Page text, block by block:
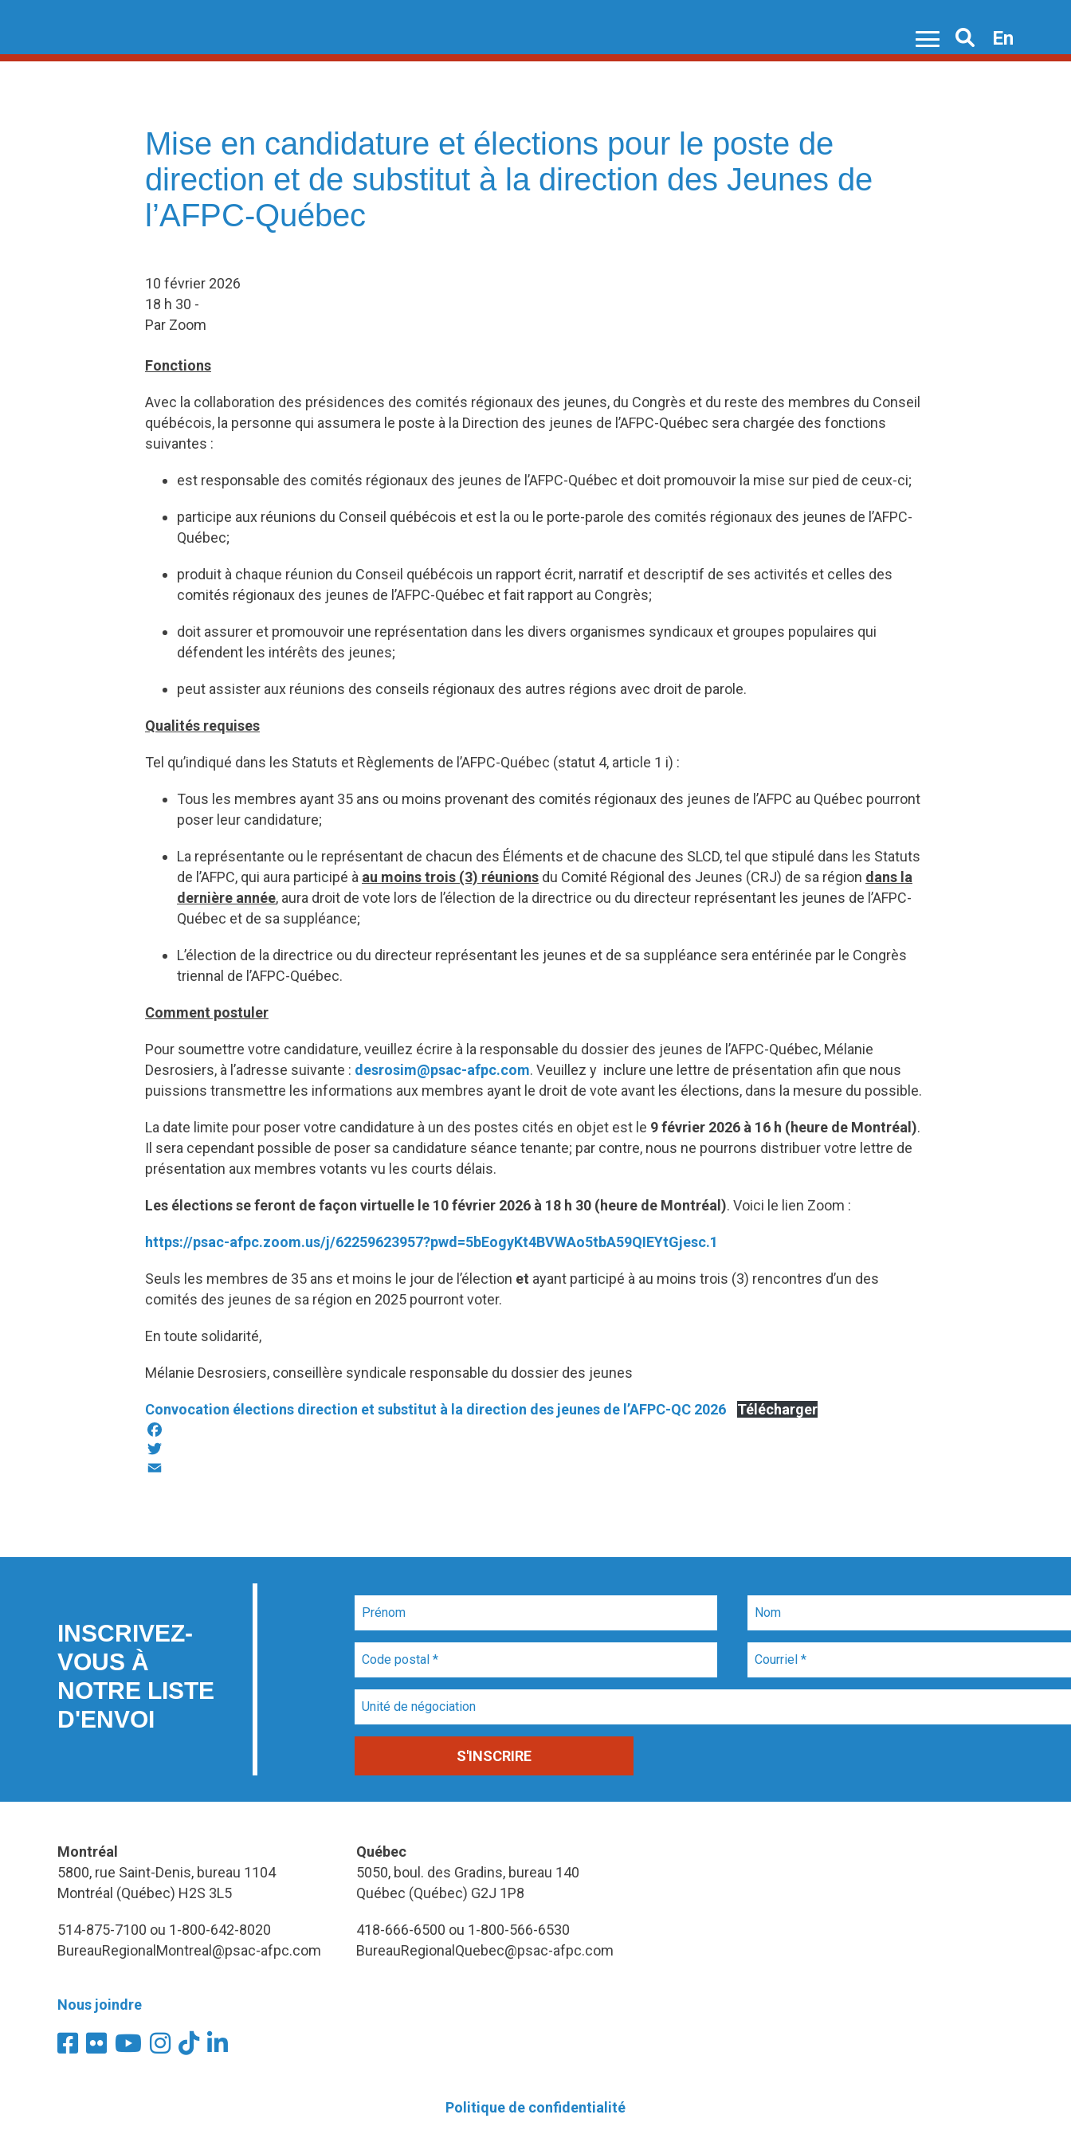
content
Search
En
Mise en candidature et élections pour le poste de
direction et de substitut à la direction des Jeunes de
l’AFPC-Québec
10 février 2026
18 h 30 -
Par Zoom
Fonctions
Avec la collaboration des présidences des comités régionaux des jeunes, du Congrès et du reste des membres du Conseil
québécois, la personne qui assumera le poste à la Direction des jeunes de l’AFPC-Québec sera chargée des fonctions
suivantes :
est responsable des comités régionaux des jeunes de l’AFPC-Québec et doit promouvoir la mise sur pied de ceux-ci;
participe aux réunions du Conseil québécois et est la ou le porte-parole des comités régionaux des jeunes de l’AFPC-
Québec;
produit à chaque réunion du Conseil québécois un rapport écrit, narratif et descriptif de ses activités et celles des
comités régionaux des jeunes de l’AFPC-Québec et fait rapport au Congrès;
doit assurer et promouvoir une représentation dans les divers organismes syndicaux et groupes populaires qui
défendent les intérêts des jeunes;
peut assister aux réunions des conseils régionaux des autres régions avec droit de parole.
Qualités requises
Tel qu’indiqué dans les Statuts et Règlements de l’AFPC-Québec (statut 4, article 1 i) :
Tous les membres ayant 35 ans ou moins provenant des comités régionaux des jeunes de l’AFPC au Québec pourront
poser leur candidature;
La représentante ou le représentant de chacun des Éléments et de chacune des SLCD, tel que stipulé dans les Statuts
de l’AFPC, qui aura participé à au moins trois (3) réunions du Comité Régional des Jeunes (CRJ) de sa région dans la
dernière année, aura droit de vote lors de l’élection de la directrice ou du directeur représentant les jeunes de l’AFPC-
Québec et de sa suppléance;
L’élection de la directrice ou du directeur représentant les jeunes et de sa suppléance sera entérinée par le Congrès
triennal de l’AFPC-Québec.
Comment postuler
Pour soumettre votre candidature, veuillez écrire à la responsable du dossier des jeunes de l’AFPC-Québec, Mélanie
Desrosiers, à l’adresse suivante : desrosim@psac-afpc.com. Veuillez y inclure une lettre de présentation afin que nous
puissions transmettre les informations aux membres ayant le droit de vote avant les élections, dans la mesure du possible.
La date limite pour poser votre candidature à un des postes cités en objet est le 9 février 2026 à 16 h (heure de Montréal).
Il sera cependant possible de poser sa candidature séance tenante; par contre, nous ne pourrons distribuer votre lettre de
présentation aux membres votants vu les courts délais.
Les élections se feront de façon virtuelle le 10 février 2026 à 18 h 30 (heure de Montréal). Voici le lien Zoom :
https://psac-afpc.zoom.us/j/62259623957?pwd=5bEogyKt4BVWAo5tbA59QIEYtGjesc.1
Seuls les membres de 35 ans et moins le jour de l’élection et ayant participé à au moins trois (3) rencontres d’un des
comités des jeunes de sa région en 2025 pourront voter.
En toute solidarité,
Mélanie Desrosiers, conseillère syndicale responsable du dossier des jeunes
Convocation élections direction et substitut à la direction des jeunes de l’AFPC-QC 2026 Télécharger
Facebook
Twitter
INSCRIVEZ-
VOUS À
NOTRE LISTE
D'ENVOI
Montréal
5800, rue Saint-Denis, bureau 1104
Montréal (Québec) H2S 3L5
514-875-7100 ou 1-800-642-8020
BureauRegionalMontreal@psac-afpc.com
Québec
5050, boul. des Gradins, bureau 140
Québec (Québec) G2J 1P8
418-666-6500 ou 1-800-566-6530
BureauRegionalQuebec@psac-afpc.com
Nous joindre
Politique de confidentialité